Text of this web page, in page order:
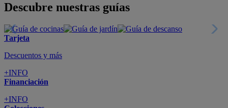
Descubre nuestras guías
Tarjeta
Descuentos y más
+INFO
Financiación
+INFO